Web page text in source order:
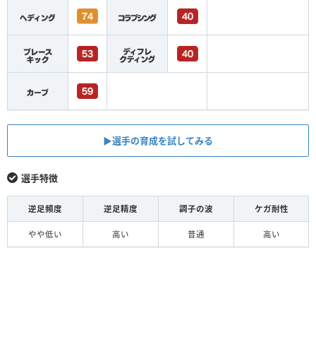
▶︎選手の育成を試してみる
選手特徴
逆足頻度 逆足精度 調子の波 ケガ耐性
やや低い 高い 普通 高い